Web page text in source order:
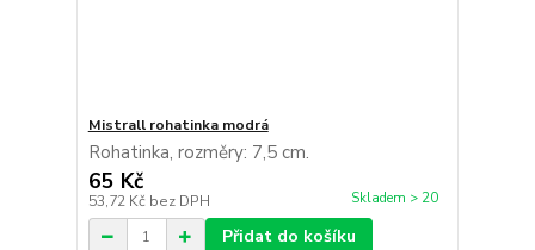
Mistrall rohatinka modrá
Rohatinka, rozměry: 7,5 cm.
65 Kč
53,72 Kč bez DPH Skladem > 20
Přidat do košíku